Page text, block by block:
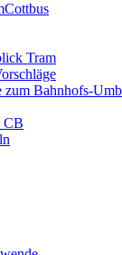
Tram
zum Bahnhofs-
CB